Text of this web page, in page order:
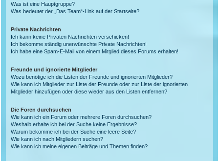
Was ist eine Hauptgruppe?
Was bedeutet der „Das Team“-Link auf der Startseite?
Private Nachrichten
Ich kann keine Privaten Nachrichten verschicken!
Ich bekomme ständig unerwünschte Private Nachrichten!
Ich habe eine Spam-E-Mail von einem Mitglied dieses Forums erhalten!
Freunde und ignorierte Mitglieder
Wozu benötige ich die Listen der Freunde und ignorierten Mitglieder?
Wie kann ich Mitglieder zur Liste der Freunde oder zur Liste der ignorierten
Mitglieder hinzufügen oder diese wieder aus den Listen entfernen?
Die Foren durchsuchen
Wie kann ich ein Forum oder mehrere Foren durchsuchen?
Weshalb erhalte ich bei der Suche keine Ergebnisse?
Warum bekomme ich bei der Suche eine leere Seite?
Wie kann ich nach Mitgliedern suchen?
Wie kann ich meine eigenen Beiträge und Themen finden?